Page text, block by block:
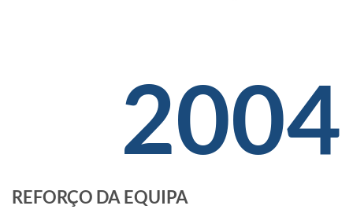
2004
REFORÇO DA EQUIPA